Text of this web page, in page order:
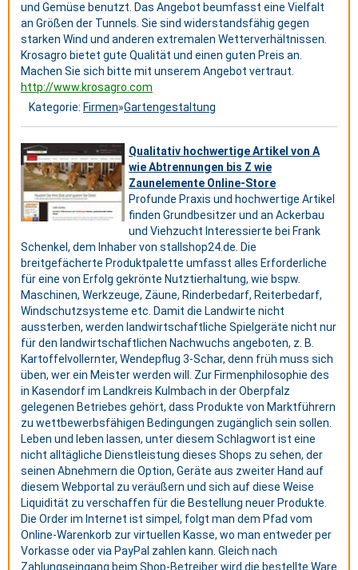
und Gemüse benutzt. Das Angebot beumfasst eine Vielfalt
an Größen der Tunnels. Sie sind widerstandsfähig gegen
starken Wind und anderen extremalen Wetterverhältnissen.
Krosagro bietet gute Qualität und einen guten Preis an.
Machen Sie sich bitte mit unserem Angebot vertraut.
http://www.krosagro.com
Kategorie: Firmen»Gartengestaltung
Qualitativ hochwertige Artikel von A
wie Abtrennungen bis Z wie
Zaunelemente Online-Store
Profunde Praxis und hochwertige Artikel
finden Grundbesitzer und an Ackerbau
und Viehzucht Interessierte bei Frank
Schenkel, dem Inhaber von stallshop24.de. Die
breitgefächerte Produktpalette umfasst alles Erforderliche
für eine von Erfolg gekrönte Nutztierhaltung, wie bspw.
Maschinen, Werkzeuge, Zäune, Rinderbedarf, Reiterbedarf,
Windschutzsysteme etc. Damit die Landwirte nicht
aussterben, werden landwirtschaftliche Spielgeräte nicht nur
für den landwirtschaftlichen Nachwuchs angeboten, z. B.
Kartoffelvollernter, Wendepflug 3-Schar, denn früh muss sich
üben, wer ein Meister werden will. Zur Firmenphilosophie des
in Kasendorf im Landkreis Kulmbach in der Oberpfalz
gelegenen Betriebes gehört, dass Produkte von Marktführern
zu wettbewerbsfähigen Bedingungen zugänglich sein sollen.
Leben und leben lassen, unter diesem Schlagwort ist eine
nicht alltägliche Dienstleistung dieses Shops zu sehen, der
seinen Abnehmern die Option, Geräte aus zweiter Hand auf
diesem Webportal zu veräußern und sich auf diese Weise
Liquidität zu verschaffen für die Bestellung neuer Produkte.
Die Order im Internet ist simpel, folgt man dem Pfad vom
Online-Warenkorb zur virtuellen Kasse, wo man entweder per
Vorkasse oder via PayPal zahlen kann. Gleich nach
Zahlungseingang beim Shop-Betreiber wird die bestellte Ware